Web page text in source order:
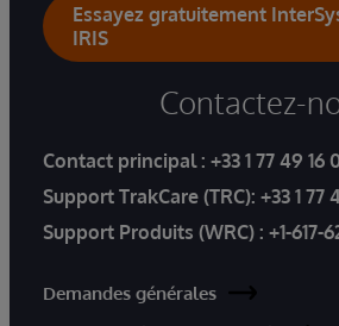
Essayez gratuitement
IRIS
Contactez-
Contact principal : +33 1 77 49 16
Support TrakCare (TRC): +33 1 77
Support Produits (WRC) : +1-617-
Demandes générales